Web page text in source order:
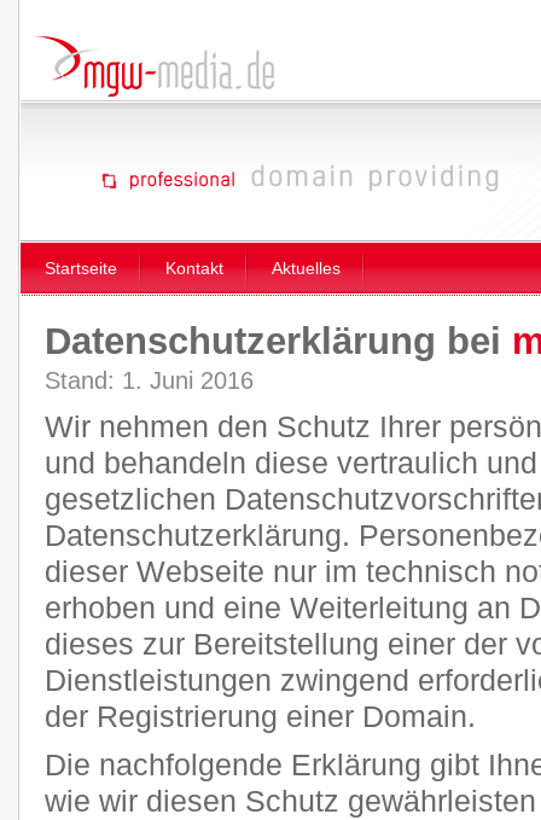
Startseite Kontakt Aktuelles
Datenschutzerklärung bei
Stand: 1. Juni 2016
Wir nehmen den Schutz Ihrer
und behandeln diese vertraulich
gesetzlichen
Datenschutzerklärung.
dieser Webseite nur im technisch
erhoben und eine Weiterleitung an
dieses zur Bereitstellung einer der
Dienstleistungen zwingend
der Registrierung einer Domain.
Die nachfolgende Erklärung gibt
wie wir diesen Schutz